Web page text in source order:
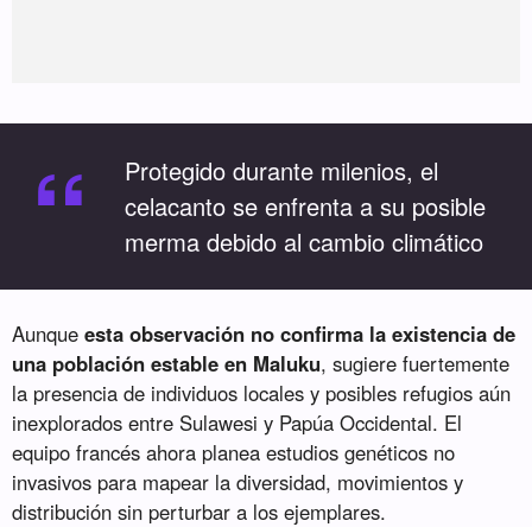
“
Protegido durante milenios, el
celacanto se enfrenta a su posible
merma debido al cambio climático
Aunqueesta observación no confirma la existencia de
una población estable en Maluku, sugiere fuertemente
la presencia de individuos locales y posibles refugios aún
inexplorados entre Sulawesi y Papúa Occidental. El
equipo francés ahora planea estudios genéticos no
invasivos para mapear la diversidad, movimientos y
distribución sin perturbar a los ejemplares.